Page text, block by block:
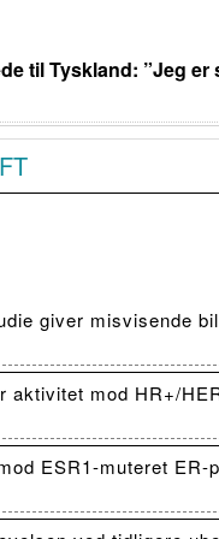
til Tyskland: ”Jeg er
giver misvisende
aktivitet mod HR+/
ESR1-muteret ER-